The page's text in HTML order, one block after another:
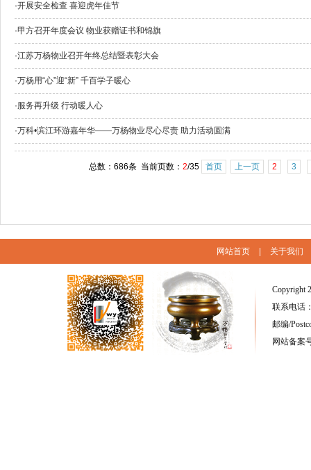
·开展安全检查 喜迎虎年佳节
·甲方召开年度会议 物业获赠证书和锦旗
·江苏万杨物业召开年终总结暨表彰大会
·万杨用“心”迎“新” 千百学子暖心
·服务再升级 行动暖人心
·万科•滨江环游嘉年华——万杨物业尽心尽责 助力活动圆满
总数：686条 当前页数： 2/35 首页 上一页 2 3
网站首页 关于我们
Copyright
联系电话
邮编/
网站备案